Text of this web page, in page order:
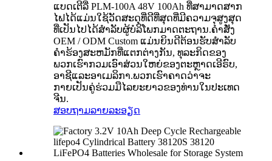
ແບດເຕີລີ່ PLM-100A 48V 100Ah ທີ່ສາມາດສາກ
ໄຟໄດ້ແມ່ນໃຊ້ວັດສະດຸທີ່ດີທີ່ສຸດທີ່ມີຄວາມຈຸສູງສຸດ
ທີ່ເປັນໄປໄດ້ສໍາລັບຜູ້ບໍລິໂພກມາດຕະຖານ.ຄໍາສັ່ງ
OEM / ODM Custom ແມ່ນຍິນດີຕ້ອນຮັບສໍາລັບ
ຄໍາຮ້ອງສະຫມັກທີ່ແຕກຕ່າງກັນ, ທຸລະກິດຂອງ
ພວກເຮົາກວມເອົາສ່ວນໃຫຍ່ຂອງຕະຫຼາດເອີຣົບ,
ອາຊີແລະອາເມລິກາ.ພວກເຮົາຄາດວ່າຈະ
ກາຍເປັນຄູ່ຮ່ວມມືໄລຍະຍາວຂອງທ່ານໃນປະເທດ
ຈີນ.
ສອບຖາມລາຍລະອຽດ